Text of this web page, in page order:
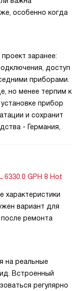
особенно когда
заранее:
доступ
приборами.
но менее терпим к
прибор
и сохранит
- Германия,
6330.0 GPH 8 Hot
характеристики
вариант для
ремонта
на реальные
Встроенный
регулярно